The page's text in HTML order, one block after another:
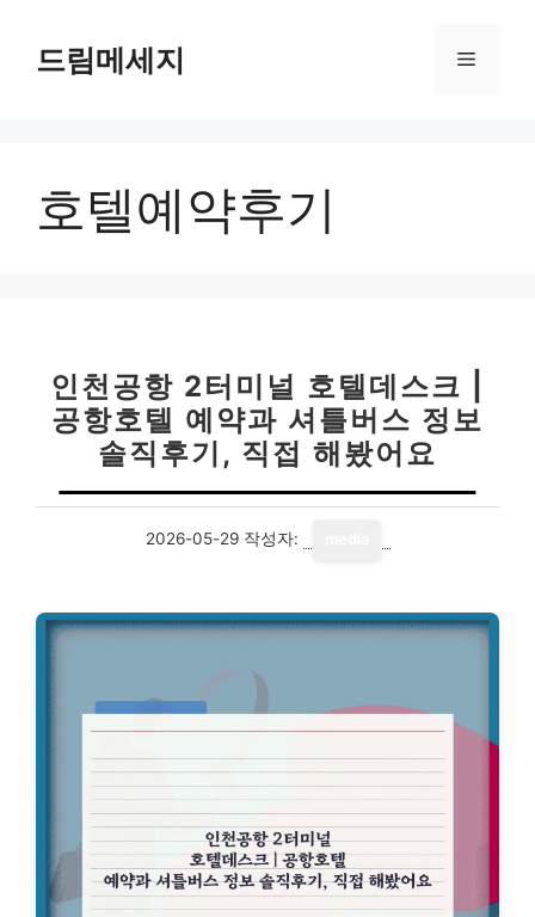
드림메세지 메
호텔예약후기
인천공항 2터미널 호텔데스크 |
공항호텔 예약과 셔틀버스 정보
솔직후기, 직접 해봤어요
2026-05-29 작성자: